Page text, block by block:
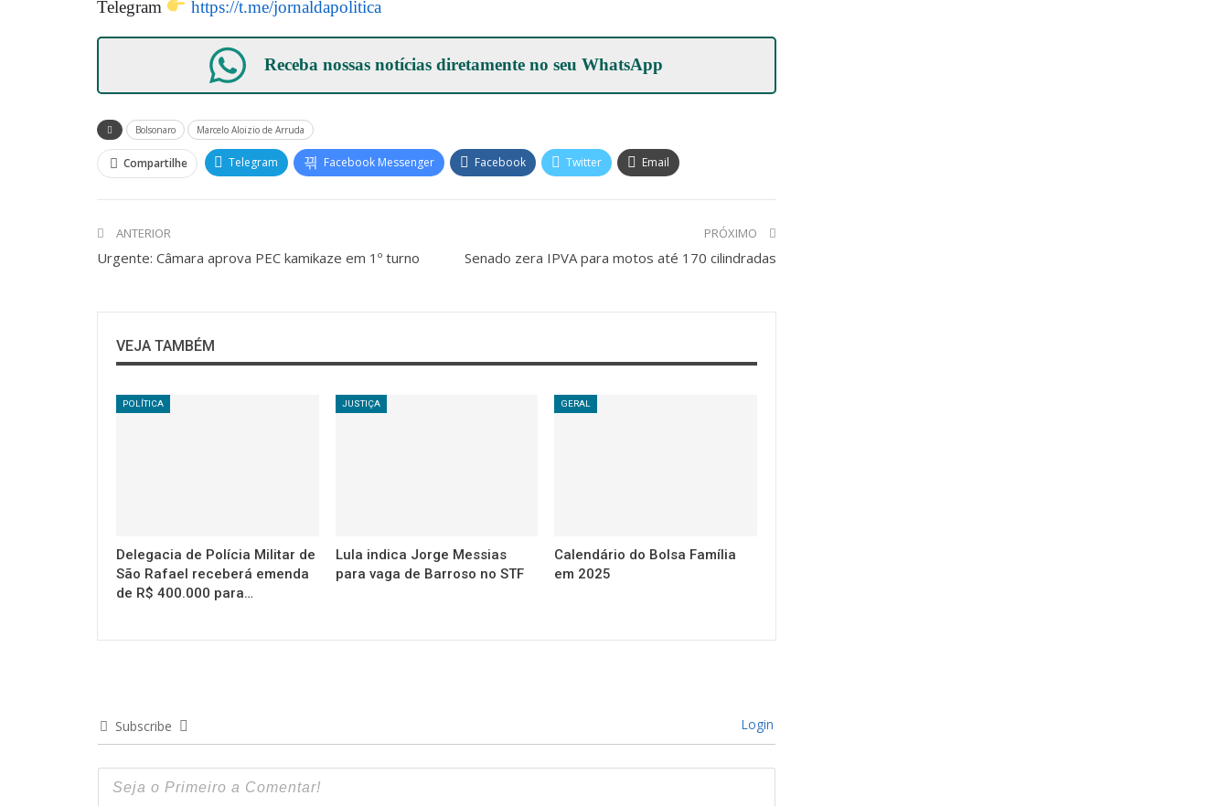
Telegram
https://t.me/jornaldapolitica
Receba nossas notícias diretamente no seuWhatsApp
Bolsonaro Marcelo Aloizio de Arruda
Compartilhe Telegram Facebook Messenger Facebook Twitter Email
ANTERIOR
Urgente: Câmara aprova PEC kamikaze em 1º turno
PRÓXIMO
Senado zera IPVA para motos até 170 cilindradas
VEJA TAMBÉM
POLÍTICA
Delegacia de Polícia Militar de
São Rafael receberá emenda
de R$ 400.000 para…
JUSTIÇA
Lula indica Jorge Messias
para vaga de Barroso no STF
GERAL
Calendário do Bolsa Família
em 2025
Subscribe Login